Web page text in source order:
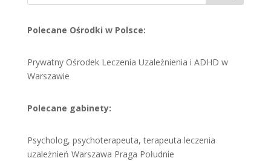
Polecane Ośrodki w Polsce:
Prywatny Ośrodek Leczenia Uzależnienia i ADHD w
Warszawie
Polecane gabinety:
Psycholog, psychoterapeuta, terapeuta leczenia
uzależnień Warszawa Praga Południe